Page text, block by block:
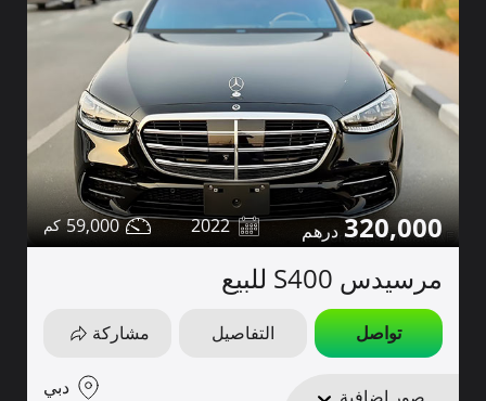
320,000
2022
59,000
مرسيدس S400 للبيع
تواصل التفاصيل مشاركة
دبي